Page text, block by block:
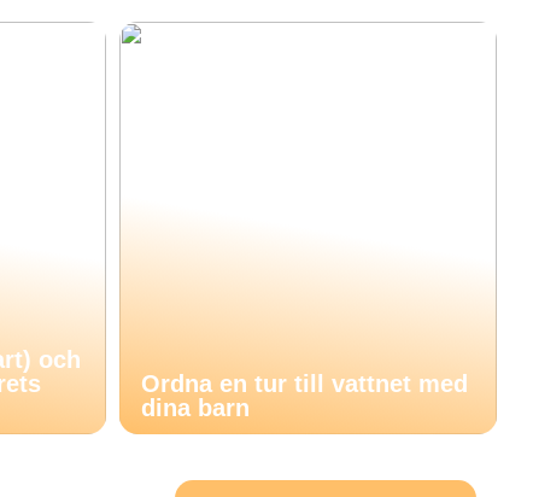
och
Ordna en tur till vattnet med
dina barn